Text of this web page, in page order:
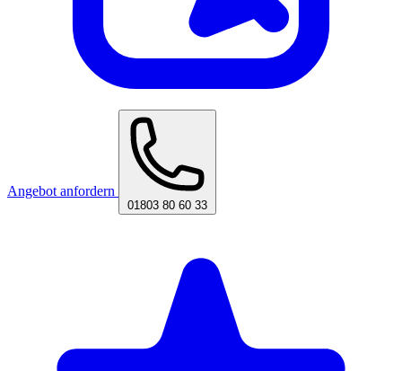
Angebot anfordern
01803 80 60 33